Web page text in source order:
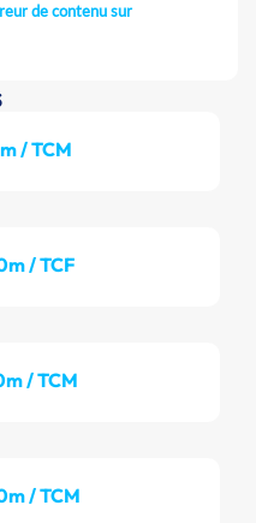
de contenu sur
/ TCM
/ TCF
/ TCM
/ TCM